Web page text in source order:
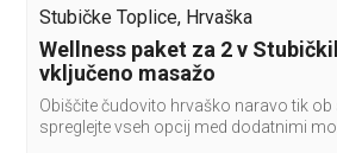
Stubičke Toplice, Hrvaška
Wellness paket za 2 v
vključeno masažo
Obiščite čudovito hrvaško naravo tik ob
spreglejte vseh opcij med dodatnimi